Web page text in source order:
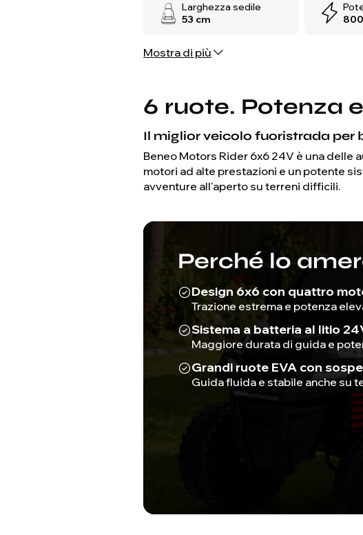
Larghezza sedile
53 cm
Mostra di più
6 ruote. Potenza
Il miglior veicolo fuoristrada per
Beneo Motors Rider 6x6 24V è una delle
motori ad alte prestazioni e un potente
avventure all'aperto su terreni difficili.
Perché lo
Design 6x6 con quattro
Trazione estrema e potenza
Sistema a batteria al litio
Maggiore durata di guida e
Grandi ruote EVA con
Guida fluida e stabile anche su